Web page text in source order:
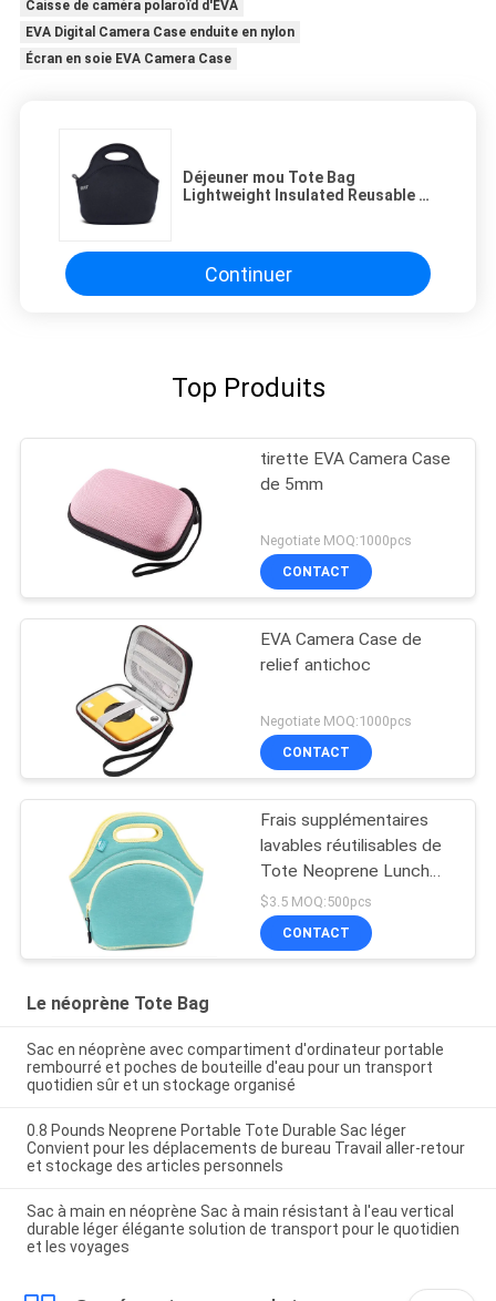
Caisse de caméra polaroïd d'EVA
EVA Digital Camera Case enduite en nylon
Écran en soie EVA Camera Case
Déjeuner mou Tote Bag
Lightweight Insulated Reusable du
Continuer
Top Produits
tirette EVA Camera Case
de 5mm
Negotiate MOQ:1000pcs
CONTACT
EVA Camera Case de
relief antichoc
Negotiate MOQ:1000pcs
CONTACT
Frais supplémentaires
lavables réutilisables de
Tote Neoprene Lunch
Bag Insulated de
femmes d'enfants
profondément
$3.5 MOQ:500pcs
CONTACT
Le néoprène Tote Bag
Sac en néoprène avec compartiment d'ordinateur portable
rembourré et poches de bouteille d'eau pour un transport
quotidien sûr et un stockage organisé
0.8 Pounds Neoprene Portable Tote Durable Sac léger
Convient pour les déplacements de bureau Travail aller-retour
et stockage des articles personnels
Sac à main en néoprène Sac à main résistant à l'eau vertical
durable léger élégante solution de transport pour le quotidien
et les voyages